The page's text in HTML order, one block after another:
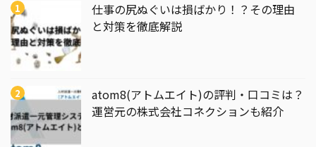
仕事の尻ぬぐいは損ばかり！？その理由
と対策を徹底解説
atom8(アトムエイト)の評判・口コミは？
運営元の株式会社コネクションも紹介